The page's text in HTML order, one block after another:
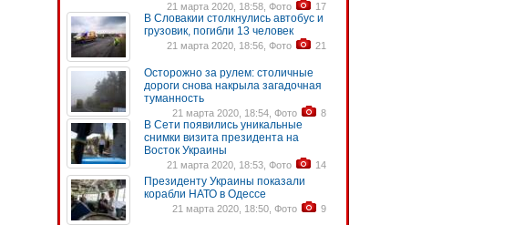
21 марта 2020, 18:58, Фото 17
В Словакии столкнулись автобус и
грузовик, погибли 13 человек
21 марта 2020, 18:56, Фото 21
Осторожно за рулем: столичные
дороги снова накрыла загадочная
туманность
21 марта 2020, 18:54, Фото 8
В Сети появились уникальные
снимки визита президента на
Восток Украины
21 марта 2020, 18:53, Фото 14
Президенту Украины показали
корабли НАТО в Одессе
21 марта 2020, 18:50, Фото 9